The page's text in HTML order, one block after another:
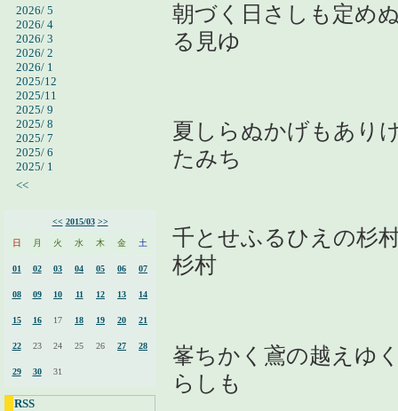
2026/ 5
2026/ 4
2026/ 3
2026/ 2
2026/ 1
2025/12
2025/11
2025/ 9
2025/ 8
2025/ 7
2025/ 6
2025/ 1
<<
<< 2015/03 >>
日 月 火 水 木 金 土
01 02 03 04 05 06 07
08 09 10 11 12 13 14
15 16 17 18 19 20 21
22 23 24 25 26 27 28
29 30 31
RSS
朝づく日さしも定め
る見ゆ
夏しらぬかげもあり
たみち
千とせふるひえの杉
杉村
峯ちかく鳶の越えゆ
らしも